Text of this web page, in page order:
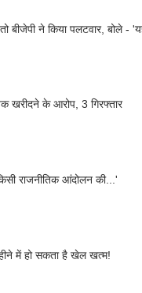
बीजेपी ने किया पलटवार, बोले -
खरीदने के आरोप, 3 गिरफ्तार
राजनीतिक आंदोलन की...'
में हो सकता है खेल खत्म!